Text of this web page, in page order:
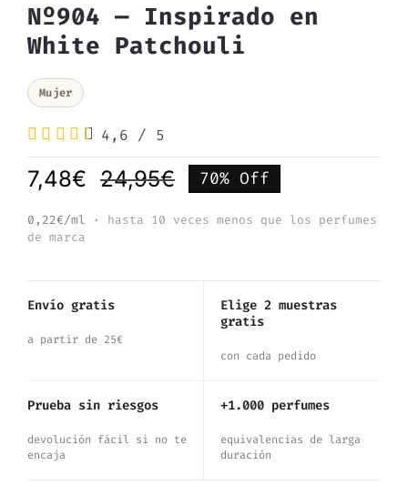
Nº904 — Inspirado en
White Patchouli
Mujer
4,6 / 5
24,95€El
precio
24,95€.
7,48€
El
precio
7,48€.
70% Off
0,22€/ml
· hasta 10 veces menos que los perfumes
de marca
Envío gratis
a partir de 25€
Elige 2 muestras
gratis
con cada pedido
Prueba sin riesgos
devolución fácil si no te
encaja
+1.000 perfumes
equivalencias de larga
duración